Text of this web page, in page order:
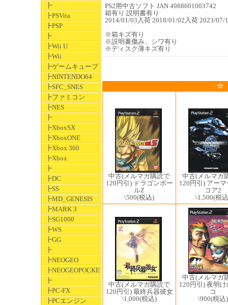
┣
┣PSVita
┣PSP
┣
┣Wii U
┣Wii
┣ゲームキューブ
┣NINTENDO64
┣SFC_SNES
┣ファミコン
┣NES
┣
┣XboxSX
┣XboxONE
┣Xbox 360
┣Xbox
┣
┣DC
┣SS
┣MD_GENESIS
┣MARK 3
┣SG1000
┣WS
┣GG
┣
┣NEOGEO
┣NEOGEOPOCKET
┣
┣PC-FX
┣PCエンジン
PS2用中古ソフト JAN 4988601003742
箱有り 説明書有り
2014/01/03入荷 2018/01/02入荷 2023/
※箱キズ有り
※説明書傷み、シワ有り
※ディスク薄キズ有り
☆
中古(メルマガ購読で
120円引) ドラゴンボー
ルZ
\500(税込)
中古(メルマガ
120円引) アー
コア2
\1,500(税
中古(メルマガ購読で
120円引) 最終兵器彼女
\1,000(税込)
中古(メルマガ
120円引) 夜明
コ
\900(税込)